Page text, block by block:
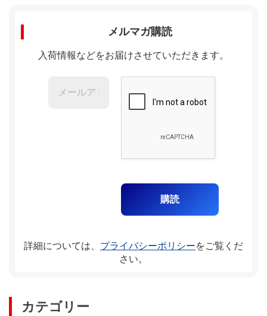
メルマガ購読
入荷情報などをお届けさせていただきます。
詳細については、 プライバシーポリシーをご覧くだ
さい。
カテゴリー